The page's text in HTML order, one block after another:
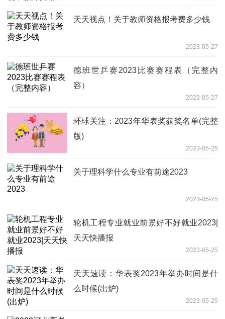
天天视点！关于教师资格报考费多少钱
2023-05-27
德班世乒赛2023比赛赛程表（完整内
容）
2023-05-27
环球关注：2023年华表奖获奖名单(完整
版)
2023-05-25
关于理科学什么专业有前途2023
2023-05-25
轮机工程专业就业前景好不好就业2023|
天天快播报
2023-05-25
天天速读：华表奖2023年举办时间是什
么时候(出炉)
2023-05-25